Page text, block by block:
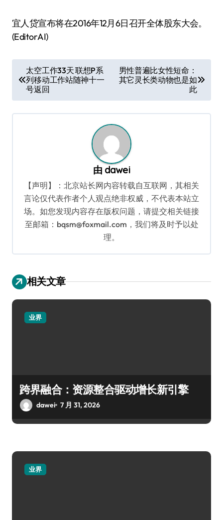
宜人贷宣布将在2016年12月6日召开全体股东大会。
(EditorAI)
章
导
航
太空工作33天 联想P系
列移动工作站随神十一
号返回
男性普遍比女性短命：
其它灵长类动物也是如
此
由 dawei
【声明】：北京站长网内容转载自互联网，其相关
言论仅代表作者个人观点绝非权威，不代表本站立
场。如您发现内容存在版权问题，请提交相关链接
至邮箱：bqsm@foxmail.com，我们将及时予以处
理。
相关文章
业界
跨界融合：资源整合驱动增长新引擎
dawei 7 月 31, 2026
业界